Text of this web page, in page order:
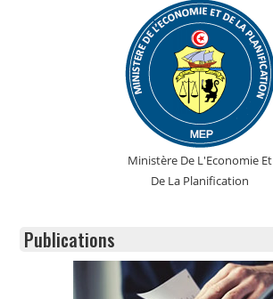
Ministère De L'Economie Et
De La Planification
Publications